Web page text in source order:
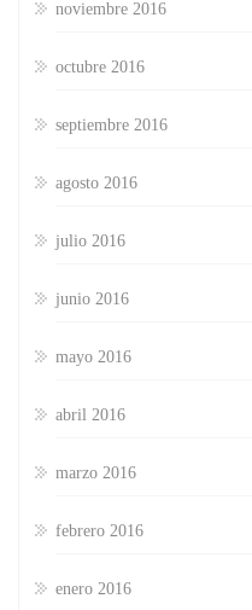
noviembre 2016
octubre 2016
septiembre 2016
agosto 2016
julio 2016
junio 2016
mayo 2016
abril 2016
marzo 2016
febrero 2016
enero 2016